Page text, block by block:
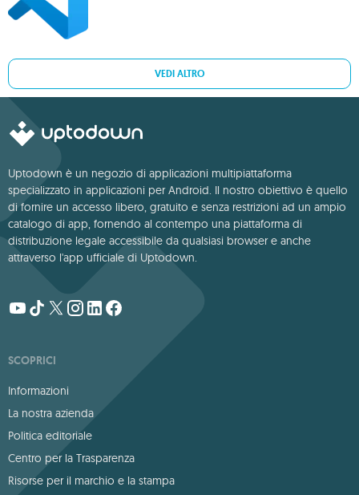
VEDI ALTRO
Uptodown è un negozio di applicazioni multipiattaforma
specializzato in applicazioni per Android. Il nostro obiettivo è quello
di fornire un accesso libero, gratuito e senza restrizioni ad un ampio
catalogo di app, fornendo al contempo una piattaforma di
distribuzione legale accessibile da qualsiasi browser e anche
attraverso l'app ufficiale di Uptodown.
SCOPRICI
Informazioni
La nostra azienda
Politica editoriale
Centro per la Trasparenza
Risorse per il marchio e la stampa